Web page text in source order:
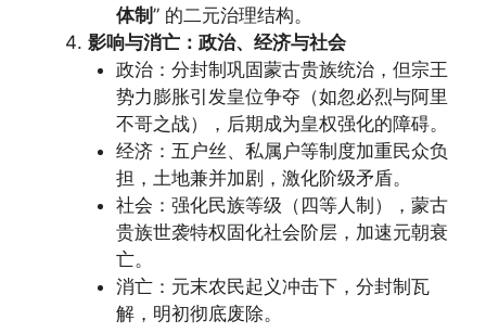
体制 ” 的二元治理结构。
影响与消亡：政治、经济与社会
政治：分封制巩固蒙古贵族统治，但宗王
势力膨胀引发皇位争夺（如忽必烈与阿里
不哥之战），后期成为皇权强化的障碍。
经济：五户丝、私属户等制度加重民众负
担，土地兼并加剧，激化阶级矛盾。
社会：强化民族等级（四等人制），蒙古
贵族世袭特权固化社会阶层，加速元朝衰
亡。
消亡：元末农民起义冲击下，分封制瓦
解，明初彻底废除。